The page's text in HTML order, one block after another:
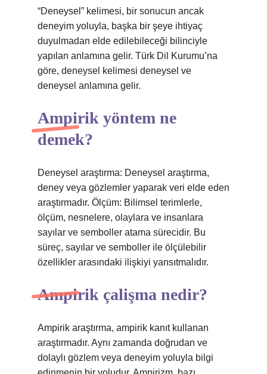
“Deneysel” kelimesi, bir sonucun ancak
deneyim yoluyla, başka bir şeye ihtiyaç
duyulmadan elde edilebileceği bilinciyle
yapılan anlamına gelir. Türk Dil Kurumu’na
göre, deneysel kelimesi deneysel ve
deneysel anlamına gelir.
Ampirik yöntem ne
demek?
Deneysel araştırma: Deneysel araştırma,
deney veya gözlemler yaparak veri elde eden
araştırmadır. Ölçüm: Bilimsel terimlerle,
ölçüm, nesnelere, olaylara ve insanlara
sayılar ve semboller atama sürecidir. Bu
süreç, sayılar ve semboller ile ölçülebilir
özellikler arasındaki ilişkiyi yansıtmalıdır.
Ampirik çalişma nedir?
Ampirik araştırma, ampirik kanıt kullanan
araştırmadır. Aynı zamanda doğrudan ve
dolaylı gözlem veya deneyim yoluyla bilgi